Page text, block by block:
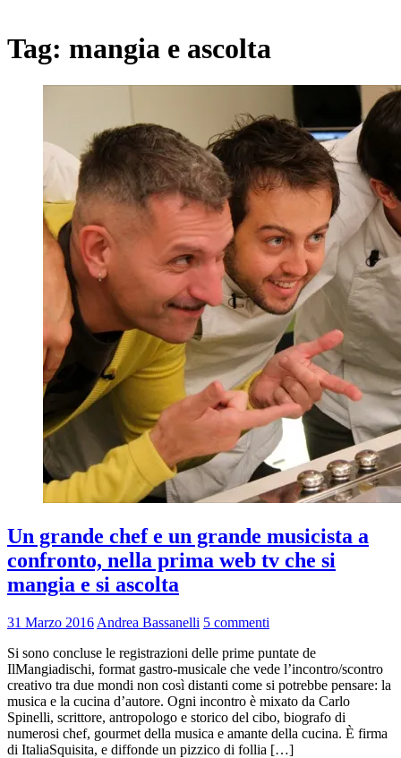
Tag: mangia e ascolta
Un grande chef e un grande musicista a
confronto, nella prima web tv che si
mangia e si ascolta
31 Marzo 2016 Andrea Bassanelli 5 commenti
Si sono concluse le registrazioni delle prime puntate de
IlMangiadischi, format gastro-musicale che vede l’incontro/scontro
creativo tra due mondi non così distanti come si potrebbe pensare: la
musica e la cucina d’autore. Ogni incontro è mixato da Carlo
Spinelli, scrittore, antropologo e storico del cibo, biografo di
numerosi chef, gourmet della musica e amante della cucina. È firma
di ItaliaSquisita, e diffonde un pizzico di follia […]